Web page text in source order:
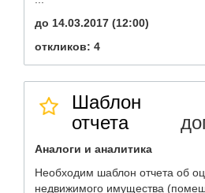
до 14.03.2017 (12:00)
откликов: 4
Шаблон
отчета
Аналоги и аналитика
Необходим шаблон отчета об
недвижимого имущества